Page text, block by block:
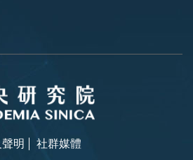
明 社群媒體